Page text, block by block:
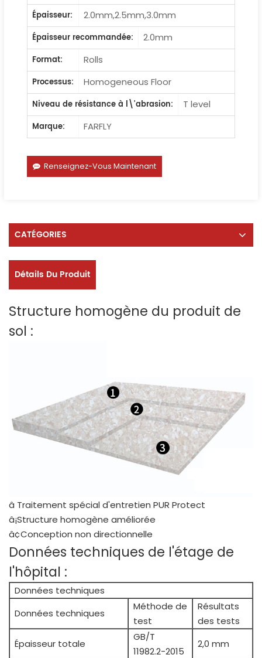
Épaisseur:
2.0mm,2.5mm,3.0mm
Épaisseur recommandée:
2.0mm
Format:
Rolls
Processus:
Homogeneous Floor
Niveau de résistance à l\'abrasion:
T level
Marque:
FARFLY
Renseignez-Vous Maintenant
CATÉGORIES
Détails Du Produit
Structure homogène du produit de
sol :
â Traitement spécial d'entretien PUR Protect
â¡Structure homogène améliorée
â¢Conception non directionnelle
Données techniques de l'étage de
l'hôpital :
Données techniques
Données techniques
Méthode de
test
Résultats
des tests
Épaisseur totale
GB/T
11982.2-2015
2,0 mm